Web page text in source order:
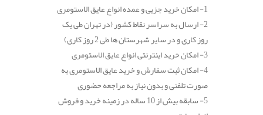
1- امکان خرید جزیی و عمده انواع عایق الاستومری
2- ارسال به سراسر نقاط کشور (در تهران طی یک
روز کاری و در سایر شهرستان ها طی 2 روز کاری)
3- امکان خرید اینترنتی انواع عایق الاستومری
4- امکان ثبت سفارش و خرید عایق الاستومری به
صورت تلفنی و بدون نیاز به مراجعه حضوری
5- سابقه بیش از 10 ساله در زمینه خرید و فروش